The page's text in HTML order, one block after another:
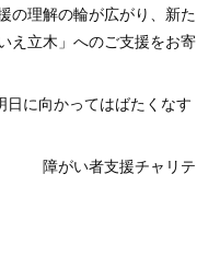
の理解の輪が広がり、新た
え立木」へのご支援をお寄
ばたくなす
チャリテ